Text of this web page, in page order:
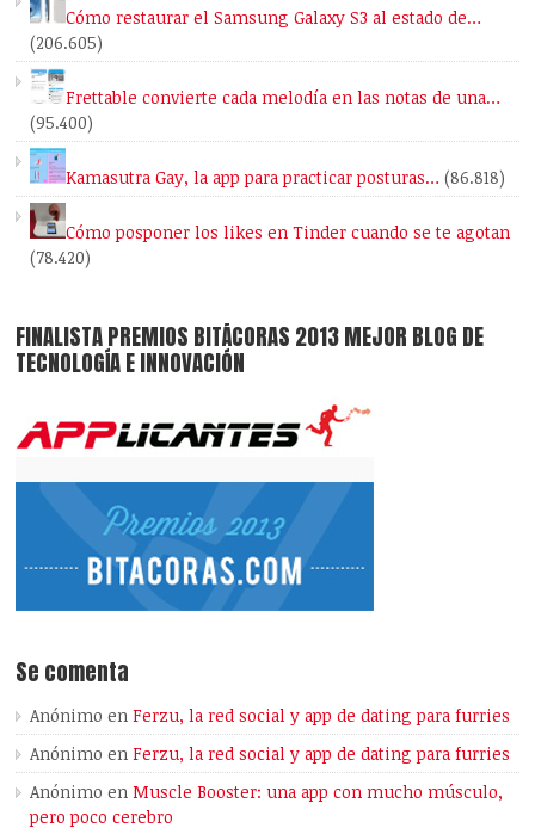
Cómo restaurar el Samsung Galaxy S3 al estado de…
(206.605)
Frettable convierte cada melodía en las notas de una…
(95.400)
Kamasutra Gay, la app para practicar posturas… (86.818)
Cómo posponer los likes en Tinder cuando se te agotan
(78.420)
FINALISTA PREMIOS BITÁCORAS 2013 MEJOR BLOG DE
TECNOLOGÍA E INNOVACIÓN
Se comenta
Anónimo enFerzu, la red social y app de dating para furries
Anónimo enFerzu, la red social y app de dating para furries
Anónimo enMuscle Booster: una app con mucho músculo,
pero poco cerebro